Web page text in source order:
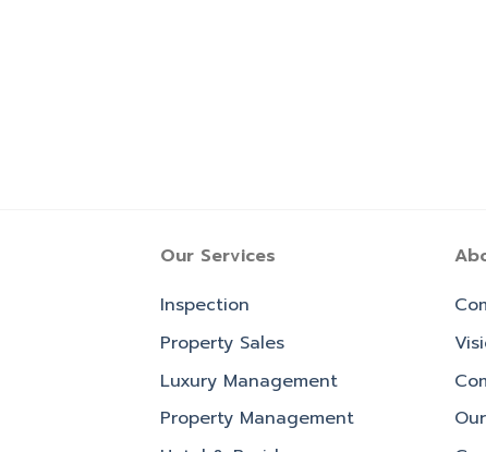
Our Services
Inspection
Property Sales
Luxury Management
Property Management